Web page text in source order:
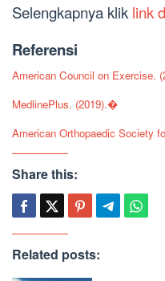
Selengkapnya klik link
Referensi
American Council on Exercise.
MedlinePlus. (2019).�
American Orthopaedic Society
Share this:
Related posts: